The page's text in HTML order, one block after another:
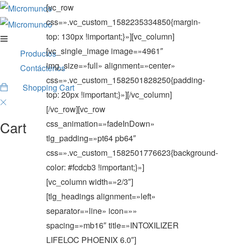
Productos
Contáctenos
Shopping Cart
Cart
[vc_row
css=».vc_custom_1582235334850{margin-
top: 130px !important;}»][vc_column]
[vc_single_image image=»4961″
img_size=»full» alignment=»center»
css=».vc_custom_1582501828250{padding-
top: 20px !important;}»][/vc_column]
[/vc_row][vc_row
css_animation=»fadeInDown»
tlg_padding=»pt64 pb64″
css=».vc_custom_1582501776623{background-
color: #fcdcb3 !important;}»]
[vc_column width=»2/3″]
[tlg_headings alignment=»left»
separator=»line» icon=»»
spacing=»mb16″ title=»INTOXILIZER
LIFELOC PHOENIX 6.0″]